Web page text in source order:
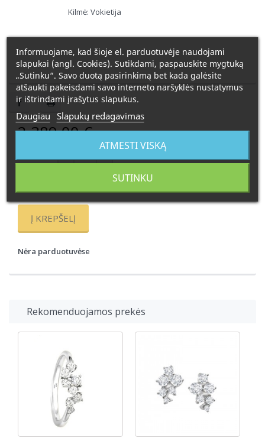
Kilmė: Vokietija
2 389,00 €
Kiekis:
Užsakoma prekė. Pristatymo laikas 6 savaitės.
Į KREPŠELĮ
Nėra parduotuvėse
Rekomenduojamos prekės
Informuojame, kad šioje el. parduotuvėje naudojami
slapukai (angl. Cookies). Sutikdami, paspauskite mygtuką
„Sutinku“. Savo duotą pasirinkimą bet kada galėsite
atšaukti pakeisdami savo interneto naršyklės nustatymus
ir ištrindami įrašytus slapukus.
Daugiau Slapukų redagavimas
ATMESTI VISKĄ
SUTINKU